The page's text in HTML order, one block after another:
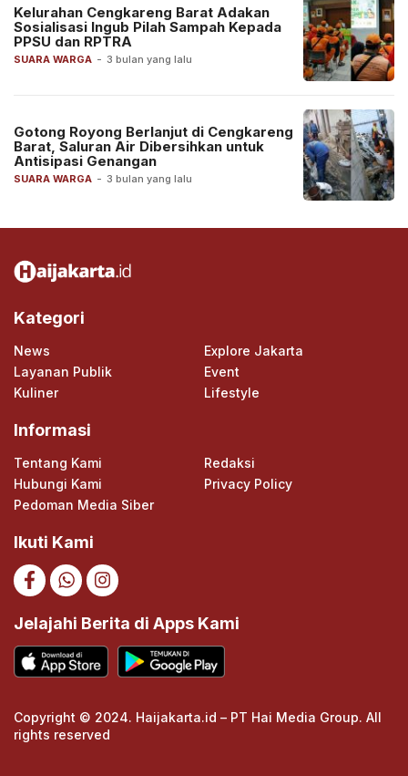
SUARA WARGA - 3 bulan yang lalu
Kelurahan Cengkareng Barat Adakan
Sosialisasi Ingub Pilah Sampah Kepada
PPSU dan RPTRA
SUARA WARGA - 3 bulan yang lalu
Gotong Royong Berlanjut di Cengkareng
Barat, Saluran Air Dibersihkan untuk
Antisipasi Genangan
Kategori
News
Explore Jakarta
Layanan Publik
Event
Kuliner
Lifestyle
Informasi
Tentang Kami
Redaksi
Hubungi Kami
Privacy Policy
Pedoman Media Siber
Ikuti Kami
Jelajahi Berita di Apps Kami
Copyright © 2024. Haijakarta.id – PT Hai Media Group. All
rights reserved